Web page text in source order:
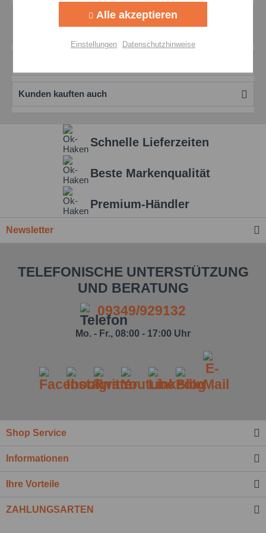
Felder mit * sind Pflichtfelder.
0
Kunden kauften auch
Schnelle Lieferzeiten
Beste Markenqualität
Premium-Händler
Newsletter
TELEFONISCHE UNTERSTÜTZUNG
UND BERATUNG
09349/929132
Mo. - Fr., 08:00 - 17:00 Uhr
Shop Service
Informationen
Ihre Vorteile
ZAHLUNGSARTEN
Personalisierung Aktiv
Alle akzeptieren
Einstellungen Datenschutzhinweise